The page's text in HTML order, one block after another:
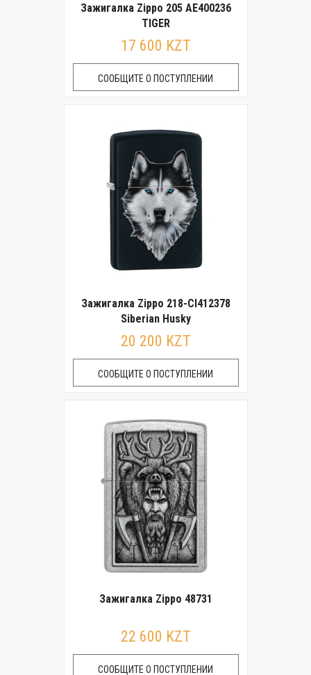
Зажигалка Zippo 205 AE400236
TIGER
17 600 KZT
СООБЩИТЕ О ПОСТУПЛЕНИИ
Зажигалка Zippo 218-CI412378
Siberian Husky
20 200 KZT
СООБЩИТЕ О ПОСТУПЛЕНИИ
Зажигалка Zippo 48731
22 600 KZT
СООБЩИТЕ О ПОСТУПЛЕНИИ